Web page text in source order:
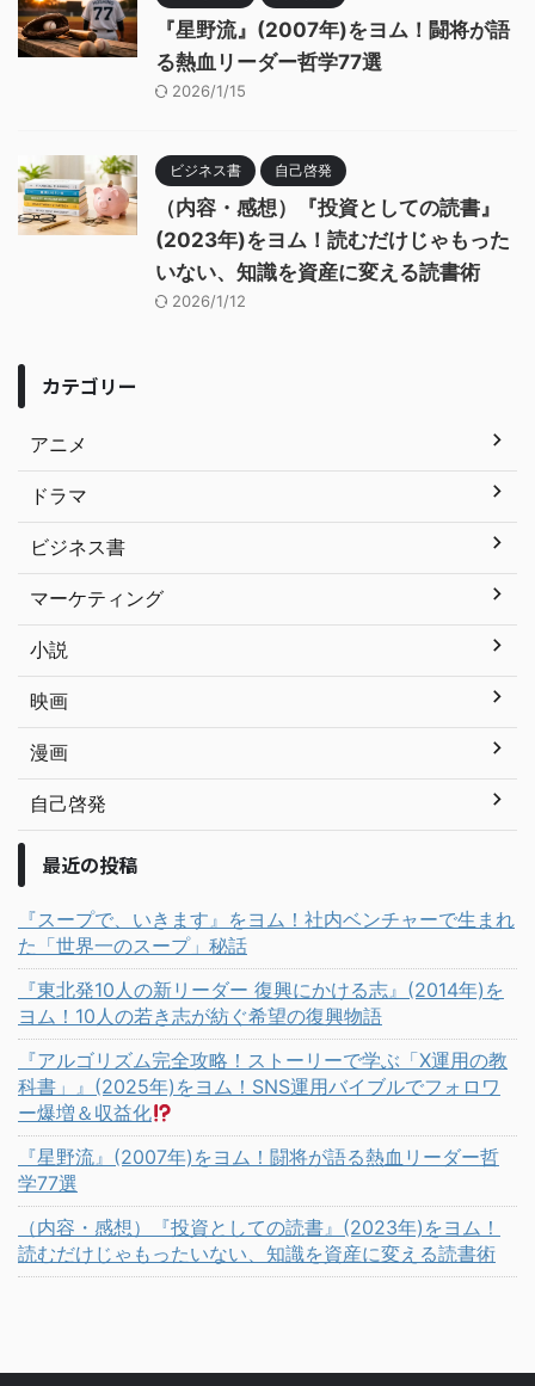
『星野流』(2007年)をヨム！闘将が語
る熱血リーダー哲学77選
2026/1/15
ビジネス書 自己啓発
（内容・感想）『投資としての読書』
(2023年)をヨム！読むだけじゃもった
いない、知識を資産に変える読書術
2026/1/12
カテゴリー
アニメ
ドラマ
ビジネス書
マーケティング
小説
映画
漫画
自己啓発
最近の投稿
『スープで、いきます』をヨム！社内ベンチャーで生まれ
た「世界一のスープ」秘話
『東北発10人の新リーダー 復興にかける志』(2014年)を
ヨム！10人の若き志が紡ぐ希望の復興物語
『アルゴリズム完全攻略！ストーリーで学ぶ「X運用の教
科書」』(2025年)をヨム！SNS運用バイブルでフォロワ
ー爆増＆収益化
『星野流』(2007年)をヨム！闘将が語る熱血リーダー哲
学77選
（内容・感想）『投資としての読書』(2023年)をヨム！
読むだけじゃもったいない、知識を資産に変える読書術